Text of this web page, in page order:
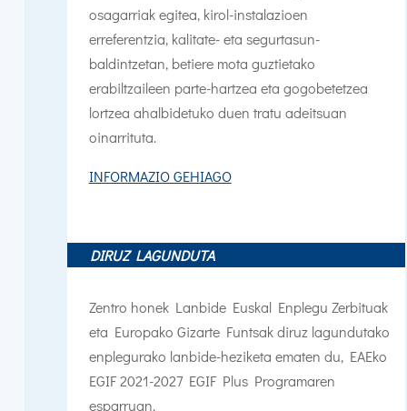
osagarriak egitea, kirol-instalazioen
erreferentzia, kalitate- eta segurtasun-
baldintzetan, betiere mota guztietako
erabiltzaileen parte-hartzea eta gogobetetzea
lortzea ahalbidetuko duen tratu adeitsuan
oinarrituta.
INFORMAZIO GEHIAGO
DIRUZ LAGUNDUTA
Zentro honek Lanbide Euskal Enplegu Zerbituak
eta Europako Gizarte Funtsak diruz lagundutako
enplegurako lanbide-heziketa ematen du, EAEko
EGIF 2021-2027 EGIF Plus Programaren
esparruan.